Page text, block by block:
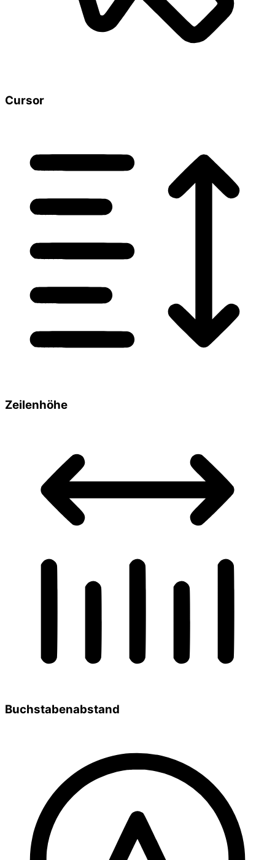
Cursor
Zeilenhöhe
Buchstabenabstand